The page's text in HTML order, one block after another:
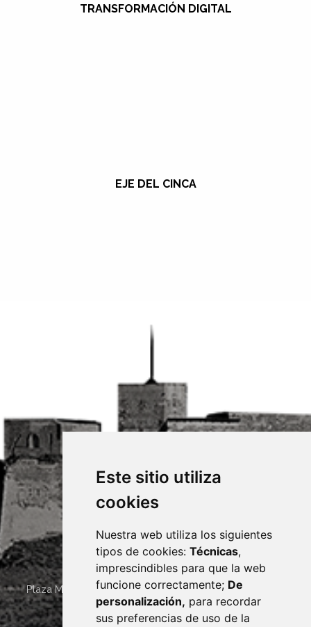
Este sitio utiliza
cookies
Nuestra web utiliza los siguientes
tipos de cookies: Técnicas,
imprescindibles para que la web
funcione correctamente; De
personalización, para recordar
sus preferencias de uso de la
TRANSFORMACIÓN DIGITAL
EJE DEL CINCA
Plaza Mayor 4 22400 MONZÓN - ARAGÓN (ESPAÑA)
· (34) 974 400 700 ·
sac@monzon.es